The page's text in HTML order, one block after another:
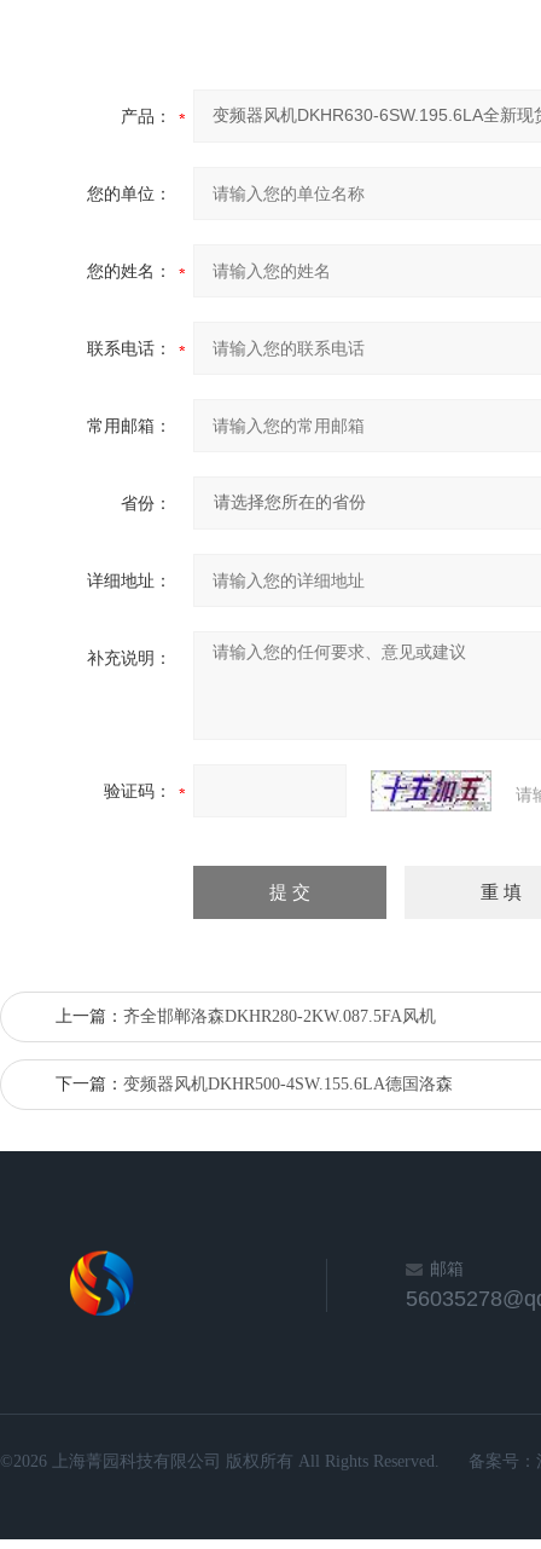
产品：
您的单位：
您的姓名：
联系电话：
常用邮箱：
省份：
详细地址：
补充说明：
验证码： 请
上一篇： 齐全邯郸洛森DKHR280-2KW.087.5FA风机
下一篇： 变频器风机DKHR500-4SW.155.6LA德国洛森
邮箱
©2026 上海菁园科技有限公司 版权所有 All Rights Reserved. 备案号：